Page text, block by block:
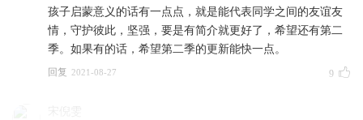
孩子启蒙意义的话有一点点，就是能代表同学之间的友谊友
情，守护彼此，坚强，要是有简介就更好了，希望还有第二
季。如果有的话，希望第二季的更新能快一点。
回复 2021-08-27 9